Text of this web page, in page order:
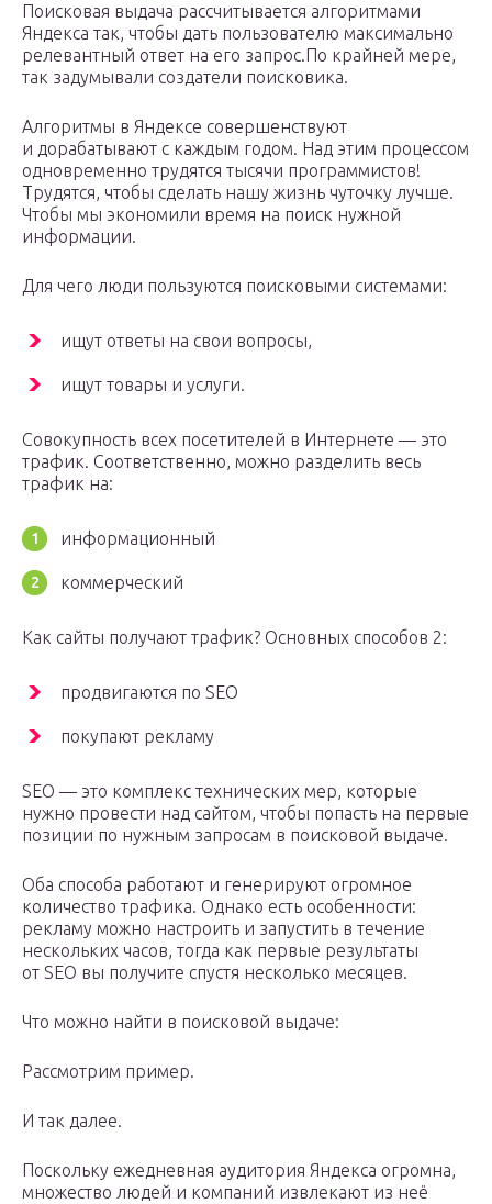
Поисковая выдача рассчитывается алгоритмами
Яндекса так, чтобы дать пользователю максимально
релевантный ответ на его запрос.По крайней мере,
так задумывали создатели поисковика.
Алгоритмы в Яндексе совершенствуют
и дорабатывают с каждым годом. Над этим процессом
одновременно трудятся тысячи программистов!
Трудятся, чтобы сделать нашу жизнь чуточку лучше.
Чтобы мы экономили время на поиск нужной
информации.
Для чего люди пользуются поисковыми системами:
ищут ответы на свои вопросы,
ищут товары и услуги.
Совокупность всех посетителей в Интернете — это
трафик. Соответственно, можно разделить весь
трафик на:
информационный
коммерческий
Как сайты получают трафик? Основных способов 2:
продвигаются по SEO
покупают рекламу
SEO — это комплекс технических мер, которые
нужно провести над сайтом, чтобы попасть на первые
позиции по нужным запросам в поисковой выдаче.
Оба способа работают и генерируют огромное
количество трафика. Однако есть особенности:
рекламу можно настроить и запустить в течение
нескольких часов, тогда как первые результаты
от SEO вы получите спустя несколько месяцев.
Что можно найти в поисковой выдаче:
Рассмотрим пример.
И так далее.
Поскольку ежедневная аудитория Яндекса огромна,
множество людей и компаний извлекают из неё